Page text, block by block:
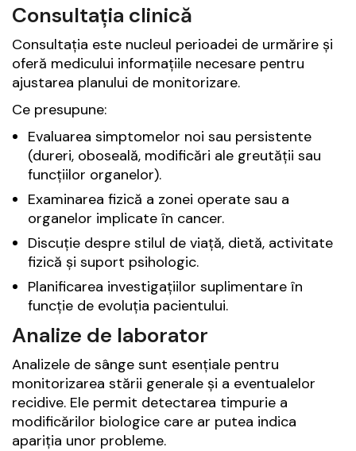
Consultația clinică
Consultația este nucleul perioadei de urmărire și
oferă medicului informațiile necesare pentru
ajustarea planului de monitorizare.
Ce presupune:
Evaluarea simptomelor noi sau persistente
(dureri, oboseală, modificări ale greutății sau
funcțiilor organelor).
Examinarea fizică a zonei operate sau a
organelor implicate în cancer.
Discuție despre stilul de viață, dietă, activitate
fizică și suport psihologic.
Planificarea investigațiilor suplimentare în
funcție de evoluția pacientului.
Analize de laborator
Analizele de sânge sunt esențiale pentru
monitorizarea stării generale și a eventualelor
recidive. Ele permit detectarea timpurie a
modificărilor biologice care ar putea indica
apariția unor probleme.